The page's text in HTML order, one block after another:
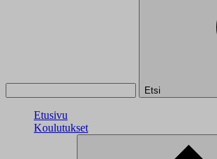
Etsi
Etusivu
Koulutukset